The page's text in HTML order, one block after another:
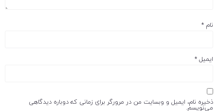
نام *
ایمیل *
ذخیره نام، ایمیل و وبسایت من در مرورگر برای زمانی که دوباره دیدگاهی
می‌نویسم.